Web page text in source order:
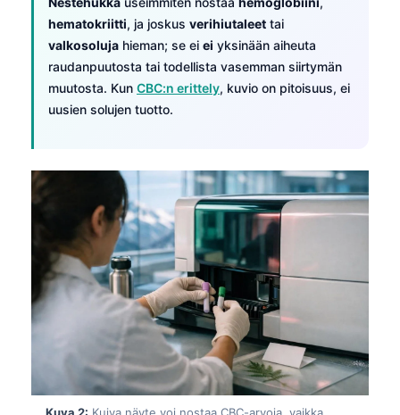
hematokriitti, ja joskus verihiutaleet tai
valkosoluja hieman; se ei ei yksinään aiheuta
raudanpuutosta tai todellista vasemman siirtymän
muutosta. Kun CBC:n erittely, kuvio on pitoisuus, ei
uusien solujen tuotto.
Kuva 2: Kuiva näyte voi nostaa CBC-arvoja, vaikka